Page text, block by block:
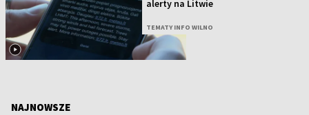
alerty na Litwie
TEMATY INFO WILNO
NAJNOWSZE